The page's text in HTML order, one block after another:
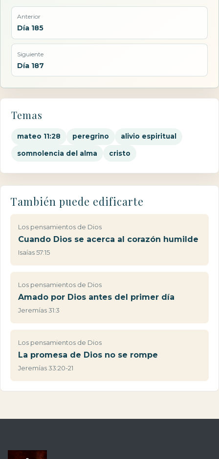
Anterior
Día 185
Siguiente
Día 187
Temas
mateo 11:28 peregrino alivio espiritual
somnolencia del alma cristo
También puede edificarte
Los pensamientos de Dios
Cuando Dios se acerca al corazón humilde
Isaías 57:15
Los pensamientos de Dios
Amado por Dios antes del primer día
Jeremías 31:3
Los pensamientos de Dios
La promesa de Dios no se rompe
Jeremías 33:20-21